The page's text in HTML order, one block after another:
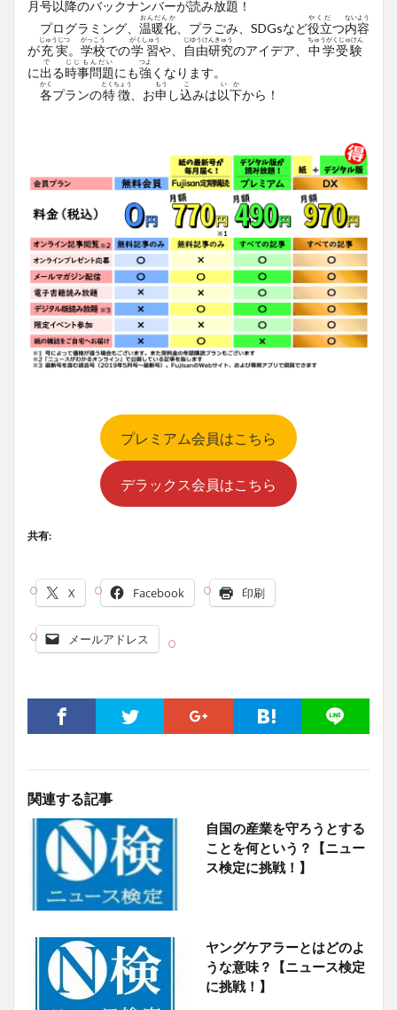
月号以降のバックナンバーが読み放題 ！
プログラミング、 温暖化
おんだんか
、プラごみ、SDGsなど役立
やくだ
つ内容
ないよう
が充実
じゅうじつ
。 学校
がっこう
での学習
がくしゅう
や、 自由研究
じゆうけんきゅう
のアイデア、 中学受験
ちゅうがくじゅけん
に出
で
る時事問題
じじもんだい
にも強
つよ
くなります。
各
かく
プランの特徴
とくちょう
、お申
もう
し込
こ
みは以下
いか
から！
プレミアム会員はこちら
デラックス会員はこちら
共有:
X Facebook 印刷
メールアドレス
関連する記事
自国の産業を守ろうとする
ことを何という？【ニュー
ス検定に挑戦！】
ヤングケアラーとはどのよ
うな意味？【ニュース検定
に挑戦！】